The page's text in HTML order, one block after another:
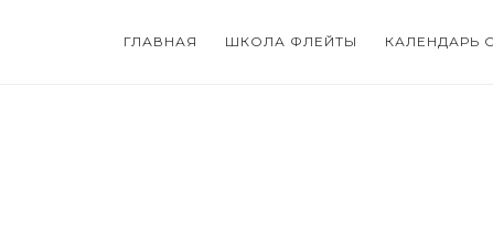
ГЛАВНАЯ ШКОЛА ФЛЕЙТЫ КАЛЕНДАРЬ